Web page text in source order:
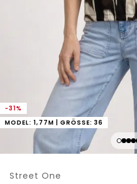
-31%
MODEL: 1,77M | GRÖSSE: 36
Street One